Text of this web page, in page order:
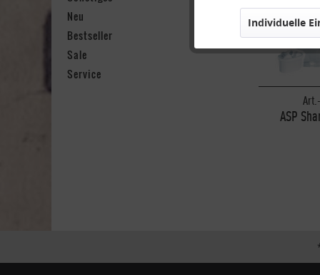
Neu
Bestseller
Sale
Service
ASP
Marketing
Personalisierung
Individuelle